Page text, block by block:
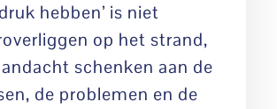
druk hebben’ is niet
op het strand,
schenken aan de
de problemen en de